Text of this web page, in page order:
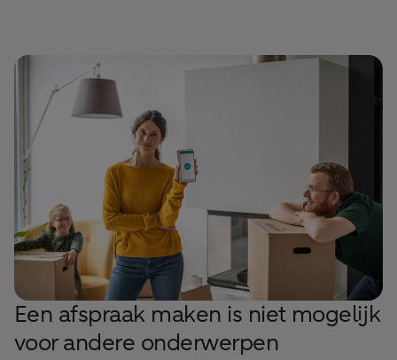
Een afspraak maken is niet mogelijk
voor andere onderwerpen